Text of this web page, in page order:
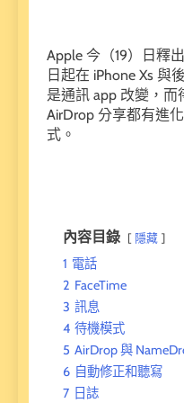
Apple 今（19）日釋
日起在 iPhone Xs 與
是通訊 app 改變，而
AirDrop 分享都有進
式。
內容目錄 隱藏
1 電話
2 FaceTime
3 訊息
4 待機模式
5 AirDrop 與
6 自動修正和聽寫
7 日誌